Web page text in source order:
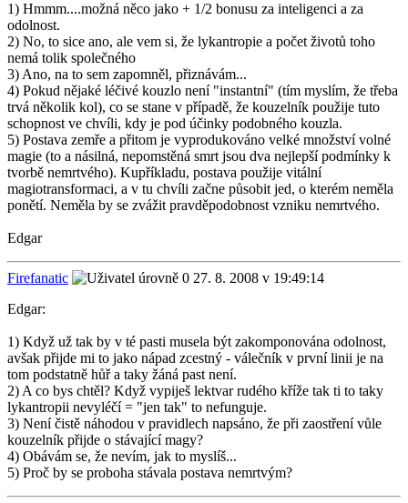
1) Hmmm....možná něco jako + 1/2 bonusu za inteligenci a za
odolnost.
2) No, to sice ano, ale vem si, že lykantropie a počet životů toho
nemá tolik společného
3) Ano, na to sem zapomněl, přiznávám...
4) Pokud nějaké léčivé kouzlo není "instantní" (tím myslím, že třeba
trvá několik kol), co se stane v případě, že kouzelník použije tuto
schopnost ve chvíli, kdy je pod účinky podobného kouzla.
5) Postava zemře a přitom je vyprodukováno velké množství volné
magie (to a násilná, nepomstěná smrt jsou dva nejlepší podmínky k
tvorbě nemrtvého). Kupříkladu, postava použije vitální
magiotransformaci, a v tu chvíli začne působit jed, o kterém neměla
ponětí. Neměla by se zvážit pravděpodobnost vzniku nemrtvého.
Edgar
Firefanatic
27. 8. 2008 v 19:49:14
Edgar:
1) Když už tak by v té pasti musela být zakomponována odolnost,
avšak přijde mi to jako nápad zcestný - válečník v první linii je na
tom podstatně hůř a taky žáná past není.
2) A co bys chtěl? Když vypiješ lektvar rudého kříže tak ti to taky
lykantropii nevyléčí = "jen tak" to nefunguje.
3) Není čistě náhodou v pravidlech napsáno, že při zaostření vůle
kouzelník přijde o stávající magy?
4) Obávám se, že nevím, jak to myslíš...
5) Proč by se proboha stávala postava nemrtvým?